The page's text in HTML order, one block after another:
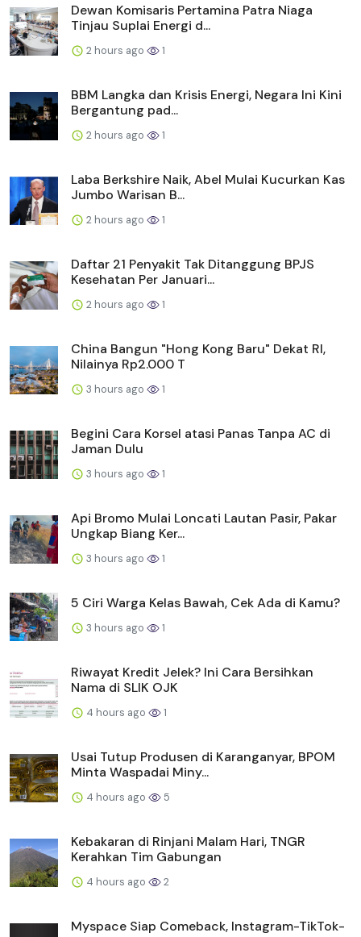
Dewan Komisaris Pertamina Patra Niaga
Tinjau Suplai Energi d...
2 hours ago 1
BBM Langka dan Krisis Energi, Negara Ini Kini
Bergantung pad...
2 hours ago 1
Laba Berkshire Naik, Abel Mulai Kucurkan Kas
Jumbo Warisan B...
2 hours ago 1
Daftar 21 Penyakit Tak Ditanggung BPJS
Kesehatan Per Januari...
2 hours ago 1
China Bangun "Hong Kong Baru" Dekat RI,
Nilainya Rp2.000 T
3 hours ago 1
Begini Cara Korsel atasi Panas Tanpa AC di
Jaman Dulu
3 hours ago 1
Api Bromo Mulai Loncati Lautan Pasir, Pakar
Ungkap Biang Ker...
3 hours ago 1
5 Ciri Warga Kelas Bawah, Cek Ada di Kamu?
3 hours ago 1
Riwayat Kredit Jelek? Ini Cara Bersihkan
Nama di SLIK OJK
4 hours ago 1
Usai Tutup Produsen di Karanganyar, BPOM
Minta Waspadai Miny...
4 hours ago 5
Kebakaran di Rinjani Malam Hari, TNGR
Kerahkan Tim Gabungan
4 hours ago 2
Myspace Siap Comeback, Instagram-TikTok-